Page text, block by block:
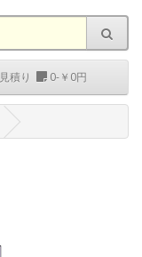
見積り 0-￥0円